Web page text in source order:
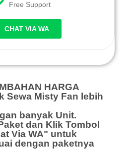
Free Support
CHAT VIA WA
HARGA
Sewa Misty Fan lebih
banyak Unit.
dan Klik Tombol
Via WA" untuk
dengan paketnya